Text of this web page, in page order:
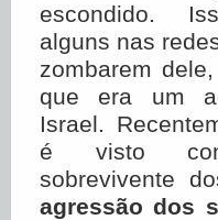
escondido.
alguns nas
zombarem
que era um
Israel.
é visto
sobrevivente
agressão dos